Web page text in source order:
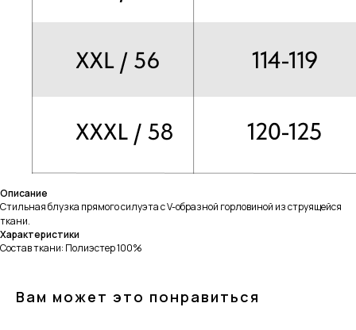
Описание
Стильная блузка прямого силуэта с V-образной горловиной из струящейся
ткани.
Характеристики
Состав ткани: Полиэстер 100%
Вам может это понравиться